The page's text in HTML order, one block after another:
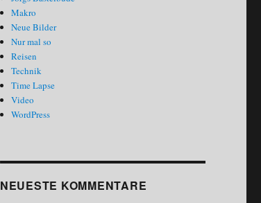
Makro
Neue Bilder
Nur mal so
Reisen
Technik
Time Lapse
Video
WordPress
NEUESTE KOMMENTARE